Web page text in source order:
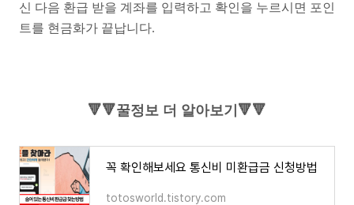
신 다음 환급 받을 계좌를 입력하고 확인을 누르시면 포인
트를 현금화가 끝납니다.
🔻🔻꿀정보 더 알아보기🔻🔻
꼭 확인해보세요 통신비 미환급금 신청방법
totosworld.tistory.com